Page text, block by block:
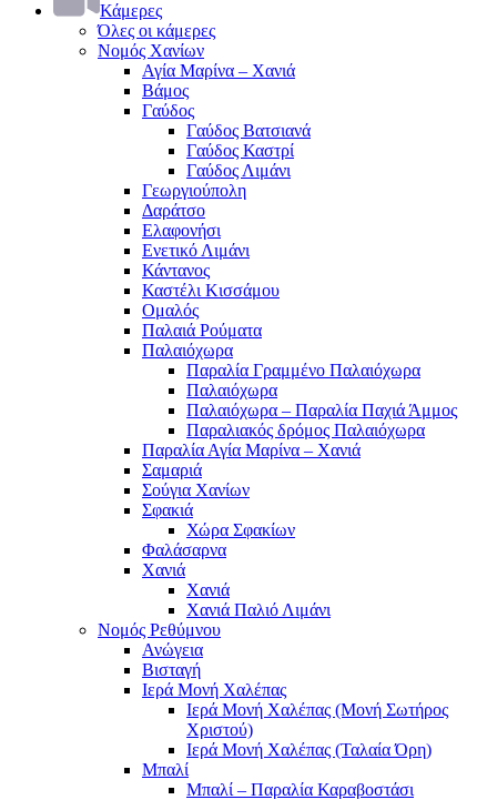
Κάμερες
Όλες οι κάμερες
Νομός Χανίων
Αγία Μαρίνα – Χανιά
Βάμος
Γαύδος
Γαύδος Βατσιανά
Γαύδος Καστρί
Γαύδος Λιμάνι
Γεωργιούπολη
Δαράτσο
Ελαφονήσι
Ενετικό Λιμάνι
Κάντανος
Καστέλι Κισσάμου
Ομαλός
Παλαιά Ρούματα
Παλαιόχωρα
Παραλία Γραμμένο Παλαιόχωρα
Παλαιόχωρα
Παλαιόχωρα – Παραλία Παχιά Άμμος
Παραλιακός δρόμος Παλαιόχωρα
Παραλία Αγία Μαρίνα – Χανιά
Σαμαριά
Σούγια Χανίων
Σφακιά
Χώρα Σφακίων
Φαλάσαρνα
Χανιά
Χανιά
Χανιά Παλιό Λιμάνι
Νομός Ρεθύμνου
Ανώγεια
Βισταγή
Ιερά Μονή Χαλέπας
Ιερά Μονή Χαλέπας (Μονή Σωτήρος
Χριστού)
Ιερά Μονή Χαλέπας (Ταλαία Όρη)
Μπαλί
Μπαλί – Παραλία Καραβοστάσι